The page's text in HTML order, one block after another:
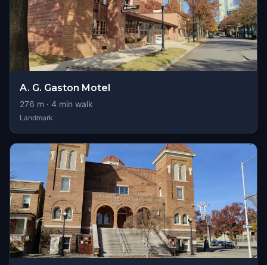
A. G. Gaston Motel
276 m · 4 min walk
Landmark